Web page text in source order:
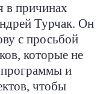
в причинах
Турчак. Он
с просьбой
которые не
программы и
чтобы